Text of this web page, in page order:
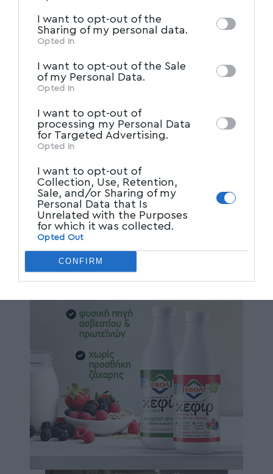
of downstream participants. This
information may also be disclosed by us to
Participantsthat may further disclose it to
other third parties.
I want to opt-out of the
Sharing of my personal data.
Opted In
I want to opt-out of the Sale
of my Personal Data.
Opted In
I want to opt-out of
processing my Personal Data
for Targeted Advertising.
Opted In
I want to opt-out of
Collection, Use, Retention,
Sale, and/or Sharing of my
Personal Data that Is
Unrelated with the Purposes
for which it was collected.
Opted Out
CONFIRM